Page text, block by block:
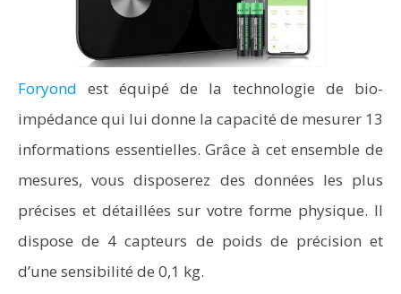
Foryond est équipé de la technologie de bio-
impédance qui lui donne la capacité de mesurer 13
informations essentielles. Grâce à cet ensemble de
mesures, vous disposerez des données les plus
précises et détaillées sur votre forme physique. Il
dispose de 4 capteurs de poids de précision et
d’une sensibilité de 0,1 kg.